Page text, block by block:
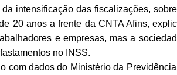
da intensificação das fiscalizações,
20 anos a frente da CNTA Afins,
e empresas, mas a
no INSS.
com dados do Ministério da